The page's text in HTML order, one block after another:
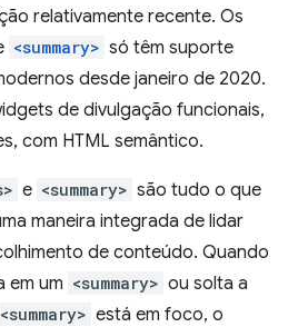
relativamente recente. Os
<summary> só têm suporte
desde janeiro de 2020.
de divulgação funcionais,
com HTML semântico.
e <summary> são tudo o que
maneira integrada de lidar
de conteúdo. Quando
em um <summary> ou solta a
<summary> está em foco, o